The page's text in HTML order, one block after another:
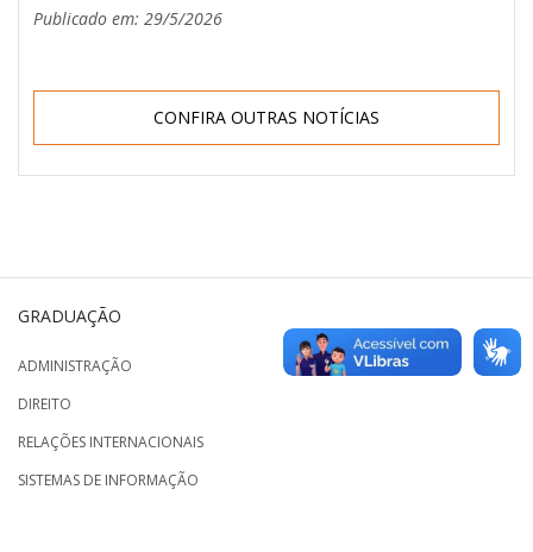
Publicado em: 29/5/2026
CONFIRA OUTRAS NOTÍCIAS
GRADUAÇÃO
ADMINISTRAÇÃO
DIREITO
RELAÇÕES INTERNACIONAIS
SISTEMAS DE INFORMAÇÃO